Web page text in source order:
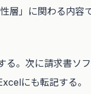
層」に関わる内容
る。次に請求書ソフ
にも転記する。